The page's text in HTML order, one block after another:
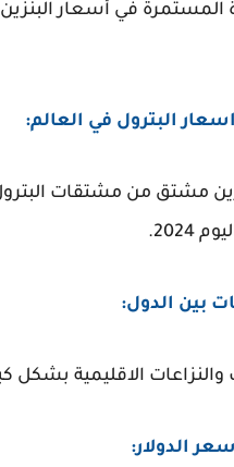
المستمرة في أسعار
اسعار البترول في العالم:
مشتق من مشتقات
2024.
بين الدول:
والنزاعات الاقليمية بشكل
الدولار: